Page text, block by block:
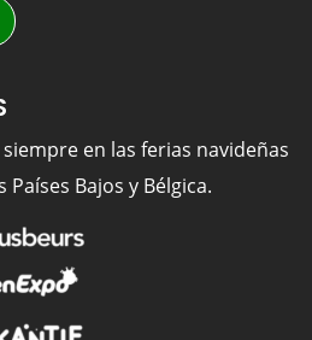
en las ferias navideñas
Bajos y Bélgica.